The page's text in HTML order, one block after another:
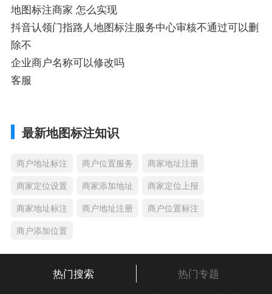
地图标注商家 怎么实现
抖音认领门指路人地图标注服务中心审核不通过可以删
除不
企业商户名称可以修改吗
客服
最新地图标注知识
商户地址标注 商户位置服务
商家地址注册
商家定位设置
商家添加地址
商家定位上报
商家地址标注
商户地址注册
商户位置标注
商户添加位置
热门搜索
热门专题